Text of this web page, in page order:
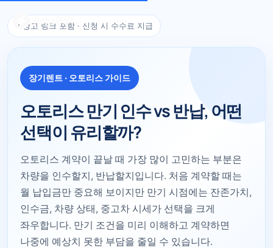
※ 광고 링크 포함 · 신청 시 수수료 지급
장기렌트 · 오토리스 가이드
오토리스 만기 인수 vs 반납, 어떤
선택이 유리할까?
오토리스 계약이 끝날 때 가장 많이 고민하는 부분은
차량을 인수할지, 반납할지입니다. 처음 계약할 때는
월 납입금만 중요해 보이지만 만기 시점에는 잔존가치,
인수금, 차량 상태, 중고차 시세가 선택을 크게
좌우합니다. 만기 조건을 미리 이해하고 계약하면
나중에 예상치 못한 부담을 줄일 수 있습니다.